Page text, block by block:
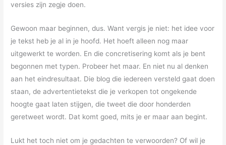
versies zijn zegje doen.
Gewoon maar beginnen, dus. Want vergis je niet: het idee voor
je tekst heb je al in je hoofd. Het hoeft alleen nog maar
uitgewerkt te worden. En die concretisering komt als je bent
begonnen met typen. Probeer het maar. En niet nu al denken
aan het eindresultaat. Die blog die iedereen versteld gaat doen
staan, de advertentietekst die je verkopen tot ongekende
hoogte gaat laten stijgen, die tweet die door honderden
geretweet wordt. Dat komt goed, mits je er maar aan begint.
Lukt het toch niet om je gedachten te verwoorden? Of wil je